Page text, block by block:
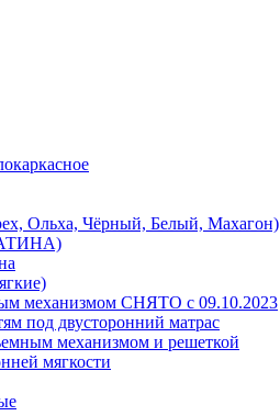
Ольха, Чёрный, Белый, Махагон)
механизмом СНЯТО с 09.10.2023
под двусторонний матрас
механизмом и решеткой
мягкости